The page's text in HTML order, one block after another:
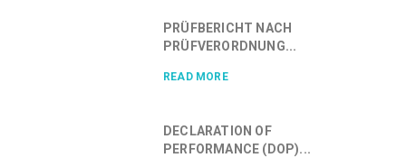
PRÜFBERICHT NACH
PRÜFVERORDNUNG...
READ MORE
DECLARATION OF
PERFORMANCE (DOP)...